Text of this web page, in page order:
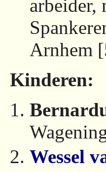
arbeider,
Arnhem
Kinderen:
Wessel